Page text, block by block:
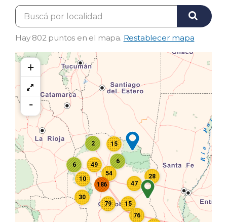
Hay 802 puntos en el mapa. Restablecer mapa
6
2
6
15
47
28
15
76
10
30
54
79
49
186
+
-